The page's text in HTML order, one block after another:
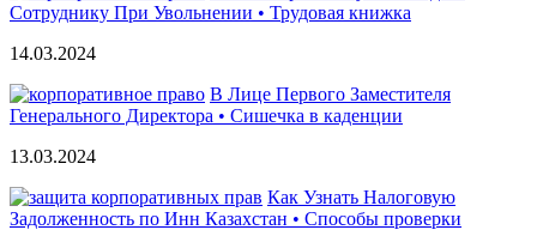
Сотруднику При Увольнении • Трудовая книжка
14.03.2024
В Лице Первого Заместителя
Генерального Директора • Сишечка в каденции
13.03.2024
Как Узнать Налоговую
Задолженность по Инн Казахстан • Способы проверки